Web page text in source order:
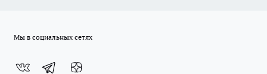
Мы в социальных сетях